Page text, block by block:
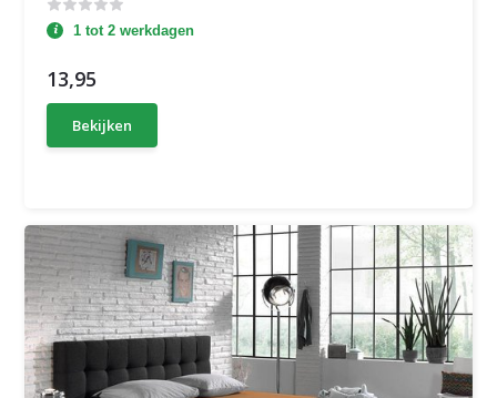
1 tot 2 werkdagen
13,95
Bekijken